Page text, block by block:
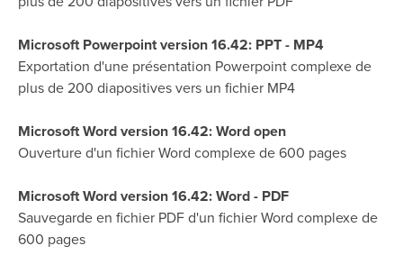
Microsoft Powerpoint version 16.42: PPT - MP4
Exportation d'une présentation Powerpoint complexe de
plus de 200 diapositives vers un fichier MP4
Microsoft Word version 16.42: Word open
Ouverture d'un fichier Word complexe de 600 pages
Microsoft Word version 16.42: Word - PDF
Sauvegarde en fichier PDF d'un fichier Word complexe de
600 pages